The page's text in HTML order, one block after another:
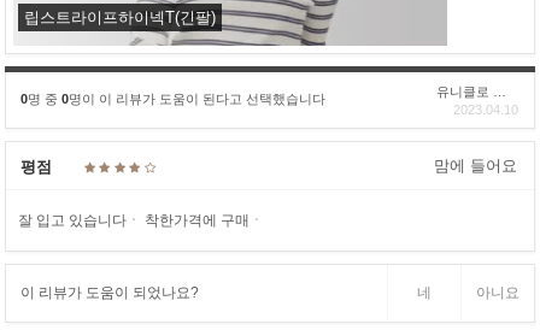
립스트라이프하이넥T(긴팔)
0명 중 0명이 이 리뷰가 도움이 된다고 선택했습니다
2023.04.10
평점 맘에 들어요
잘 입고 있습니다ㆍ 착한가격에 구매ㆍ
이 리뷰가 도움이 되었나요? 네 아니요